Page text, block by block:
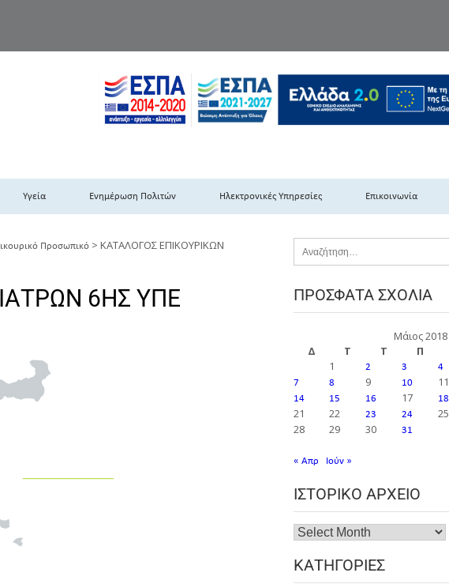
Περιφέρεια Πελοποννήσου- Ιονίων Νήσων-Ηπείρου & Δυτικής Ελλάδας
Υγεία Ενημέρωση Πολιτών Ηλεκτρονικές Υπηρεσίες Επικοινωνία
Προσωπικό > ΚΑΤΑΛΟΓΟΣ ΕΠΙΚΟΥΡΙΚΩΝ
6ΗΣ ΥΠΕ
ΠΡΌΣΦΑΤΑ ΣΧΌΛΙΑ
Μάιος 2018
Δ
Τ Τ Π
1
2 3 4
7 8 9 10 11
14 15 16 17 18
21
22 23 24 25
28
29 30 31
« Απρ Ιούν »
ΙΣΤΟΡΙΚΌ ΑΡΧΕΊΟ
ΚΑΤΗΓΟΡΊΕΣ